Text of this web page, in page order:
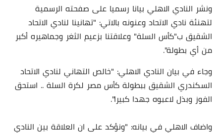
ونشر النادي الاهلي بيانا رسميا على صفحته الرسمية
لتهنئة نادي الاتحاد وعنونه بالاتي: "تهانينا لنادي الاتحاد
الشقيق ب"كأس السلة" وعلاقتنا بزعيم الثغر وجماهيره أكبر
من أي بطولة".
وجاء في بيان النادي الاهلي: "خالص التهاني لنادي الاتحاد
السكندري الشقيق ببطولة كأس مصر لكرة السلة .. استحق
الفوز وبذل لاعبوه جهدا كبيرا".
واضاف الاهلي في بيانه: "ونؤكد على ان العلاقة بين النادي